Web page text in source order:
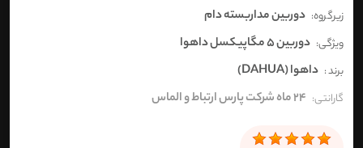
زیرگروه: دوربین مداربسته دام
ویژگی: دوربین 5 مگاپیکسل داهوا
برند : داهوا (DAHUA)
گارانتی: 24 ماه شرکت پارس ارتباط و الماس